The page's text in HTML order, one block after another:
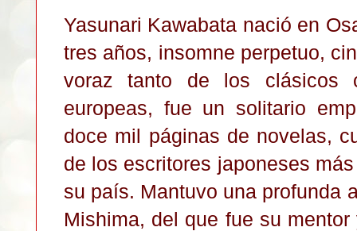
Yasunari Kawabata nació en
tres años, insomne perpetuo,
voraz tanto de los clásicos
europeas, fue un solitario
doce mil páginas de novelas,
de los escritores japoneses
su país. Mantuvo una profunda
Mishima, del que fue su